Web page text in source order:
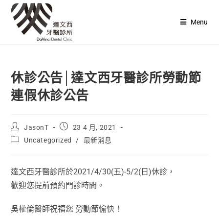
Menu
休診公告│達文西牙醫診所勞動節
連假休診公告
JasonT
23 4 月, 2021
Uncategorized
/ 最新消息
達文西牙醫診所於2021/4/30(五)-5/2(日)休診，
歡迎您提前預約門診時間。
吳權倫醫師祝福您 勞動節愉快！